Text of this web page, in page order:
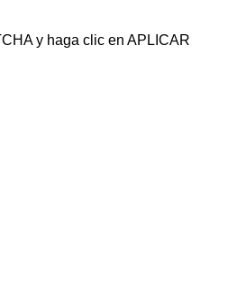
y haga clic en APLICAR